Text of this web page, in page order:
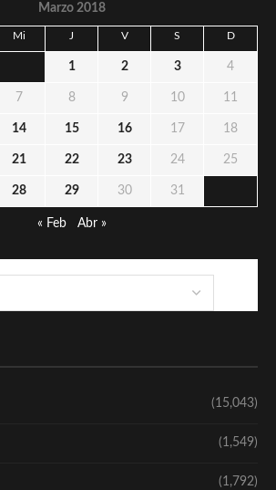
Marzo 2018
Mi J V S D
1 2 3 4
7 8 9 10 11
14 15 16 17 18
21 22 23 24 25
28 29 30 31
« Feb Abr »
(15,043)
(1,549)
(1,792)